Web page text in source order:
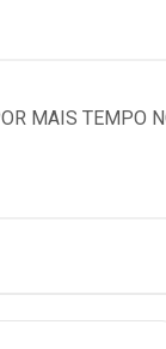
MAIS TEMPO